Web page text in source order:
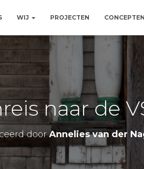
WIJ PROJECTEN CONCEPTEN
naar de
doorAnnelies van der